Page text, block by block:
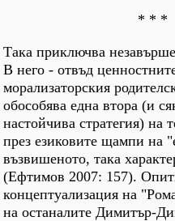
* * *
Така приключва
В него - отвъд
морализаторския
обособява една втора (и
настойчива стратегия) на
през езиковите щампи на
възвишеното, така
(Eфтимов 2007: 157).
концептуализация на
на останалите Димитър-